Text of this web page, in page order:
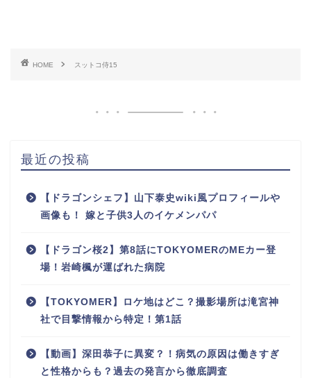
HOME スットコ侍15
最近の投稿
【ドラゴンシェフ】山下泰史wiki風プロフィールや
画像も！ 嫁と子供3人のイケメンパパ
【ドラゴン桜2】第8話にTOKYOMERのMEカー登
場！岩崎楓が運ばれた病院
【TOKYOMER】ロケ地はどこ？撮影場所は滝宮神
社で目撃情報から特定！第1話
【動画】深田恭子に異変？！病気の原因は働きすぎ
と性格からも？過去の発言から徹底調査